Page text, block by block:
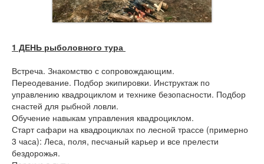
1 ДЕНЬ рыболовного тура
Встреча. Знакомство с сопровождающим.
Переодевание. Подбор экипировки. Инструктаж по
управлению квадроциклом и технике безопасности. Подбор
снастей для рыбной ловли.
Обучение навыкам управления квадроциклом.
Старт сафари на квадроциклах по лесной трассе (примерно
3 часа): Леса, поля, песчаный карьер и все прелести
бездорожья.